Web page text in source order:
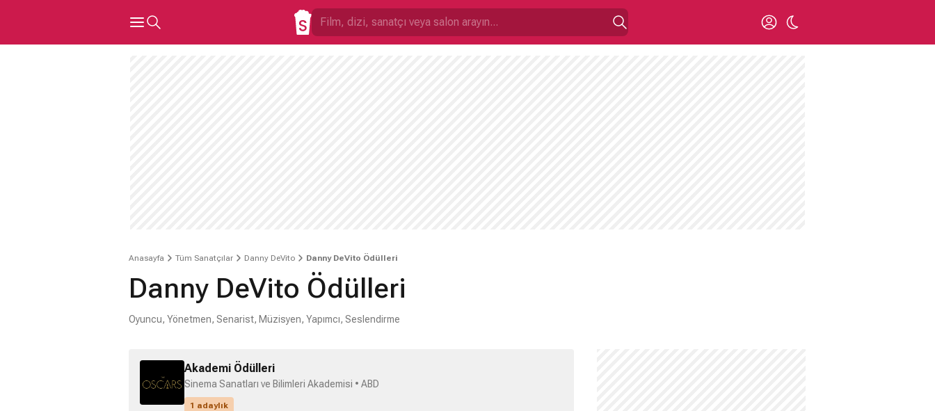
Anasayfa Tüm Sanatçılar Danny DeVito Danny DeVito Ödülleri
Danny DeVito Ödülleri
Oyuncu, Yönetmen, Senarist, Müzisyen, Yapımcı, Seslendirme
Akademi Ödülleri
Sinema Sanatları ve Bilimleri Akademisi • ABD
1 adaylık